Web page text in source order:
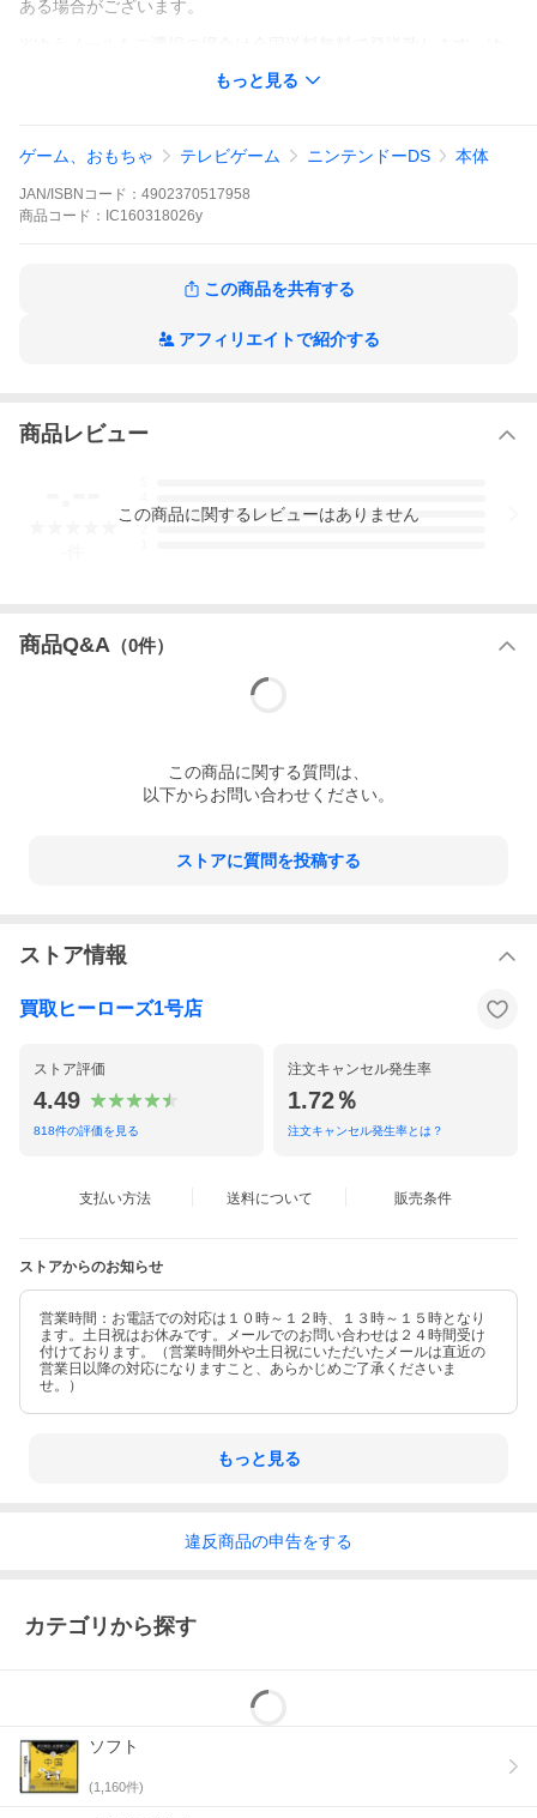
ある場合がございます。
※宅配便をご希望の場合は全国一律８００円（沖縄１５００円）
もっと見る
ゲーム、おもちゃ テレビゲーム ニンテンドーDS 本体
JAN/ISBNコード： 4902370517958
商品 コード： IC160318026y
この商品を共有する
アフィリエイトで紹介する
商品レビュー
3
この商品に関するレビューはありません
商品Q&A （0件）
この商品に関する質問は、
以下からお問い合わせください。
ストアに質問を投稿する
ストア情報
買取ヒーローズ1号店
ストア評価
4.49
818件の評価を見る
注文キャンセル発生率
1.72％
注文キャンセル発生率とは？
支払い方法 送料について 販売条件
ストアからのお知らせ
営業時間：お電話での対応は１０時～１２時、１３時～１５時となり
ます。土日祝はお休みです。メールでのお問い合わせは２４時間受け
付けております。（営業時間外や土日祝にいただいたメールは直近の
営業日以降の対応になりますこと、あらかじめご了承くださいま
せ。）
もっと見る
違反商品の申告をする
カテゴリから探す
ソフト
(1,160件)